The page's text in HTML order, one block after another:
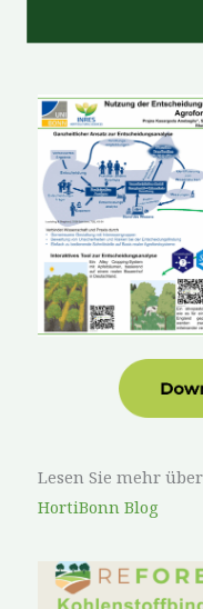
Lesen Sie mehr
HortiBonn Blog